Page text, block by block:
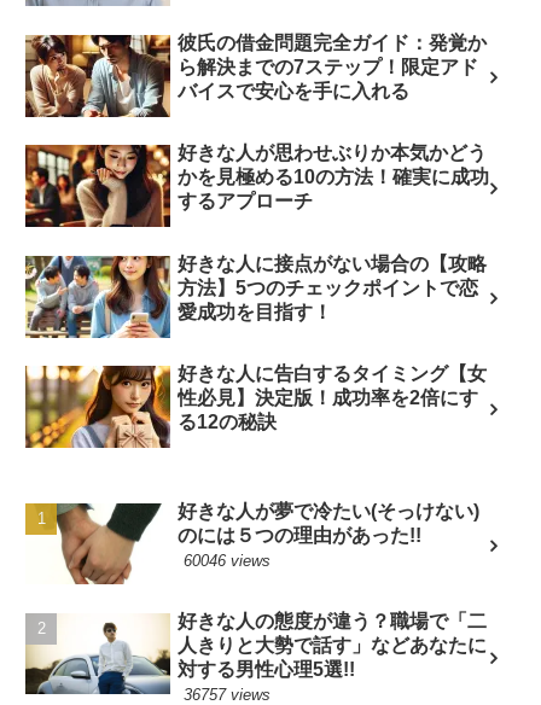
彼氏の借金問題完全ガイド：発覚か
ら解決までの7ステップ！限定アド
バイスで安心を手に入れる
好きな人が思わせぶりか本気かどう
かを見極める10の方法！確実に成功
するアプローチ
好きな人に接点がない場合の【攻略
方法】5つのチェックポイントで恋
愛成功を目指す！
好きな人に告白するタイミング【女
性必見】決定版！成功率を2倍にす
る12の秘訣
好きな人が夢で冷たい(そっけない)
のには５つの理由があった!!
60046 views
好きな人の態度が違う？職場で「二
人きりと大勢で話す」などあなたに
対する男性心理5選!!
36757 views